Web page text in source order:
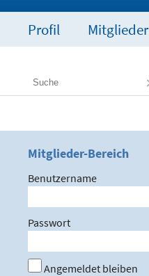
Profil Mitglieder
Mitglieder-Bereich
Benutzername
Passwort
Angemeldet bleiben